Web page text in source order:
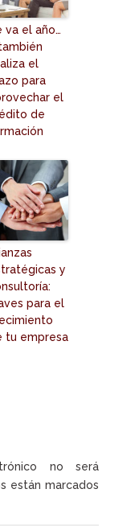
va el año…
el
para
el
de
y
para el
tu empresa
no será
están marcados